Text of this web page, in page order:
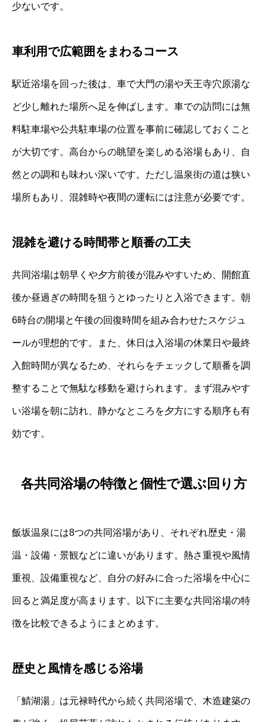
少ないです。
車利用で広範囲をまわるコース
駅近浴場を回った後は、車で大門の湯や天王寺穴原湯な
ど少し離れた場所へ足を伸ばします。車での訪問には無
料駐車場や公共駐車場の位置を事前に確認しておくこと
が大切です。高台からの眺望を楽しめる浴場もあり、自
然との調和も味わい深いです。ただし温泉街の道は狭い
場所もあり、混雑時や夜間の運転には注意が必要です。
混雑を避ける時間帯と順番の工夫
共同浴場は朝早くや夕方前後が混みやすいため、開館直
後か昼過ぎの時間を狙うとゆったりと入浴できます。朝
6時台の開場と午後の回復時間を組み合わせたスケジュ
ールが理想的です。また、休日は入浴場の休業日や最終
入館時間が異なるため、それらをチェックして順番を調
整することで無駄な移動を避けられます。まず混みやす
い浴場を朝に訪れ、静かなところを夕方にする順序も有
効です。
各共同浴場の特徴と個性で選ぶ回り方
飯坂温泉には8つの共同浴場があり、それぞれ歴史・湯
温・設備・景観などに違いがあります。熱さ重視や風情
重視、設備重視など、自分の好みに合った浴場を中心に
回ると満足度が高まります。以下に主要な共同浴場の特
徴を比較できるようにまとめます。
歴史と風情を感じる浴場
「鯖湖湯」は元禄時代から続く共同浴場で、木造建築の